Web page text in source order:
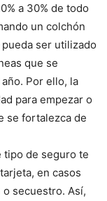
a 30% de todo
un colchón
ser utilizado
que se
Por ello, la
para empezar o
se fortalezca de
tipo de seguro te
en casos
secuestro. Así,